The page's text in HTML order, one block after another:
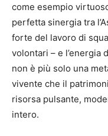
come esempio
perfetta sinergia tra
forte del lavoro di
volontari – e l’energia
non è più solo una
vivente che il
risorsa pulsante,
intero.